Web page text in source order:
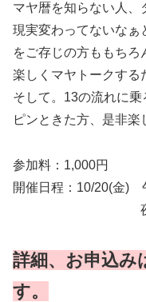
マヤ暦を知らない人、
現実変わってないなぁ
をご存じの方ももちろ
楽しくマヤトークする
そして。13の流れに乗
ピンときた方、是非楽
参加料：1,000円
開催日程：10/20(金)
夜の部
詳細、お申込み
す。